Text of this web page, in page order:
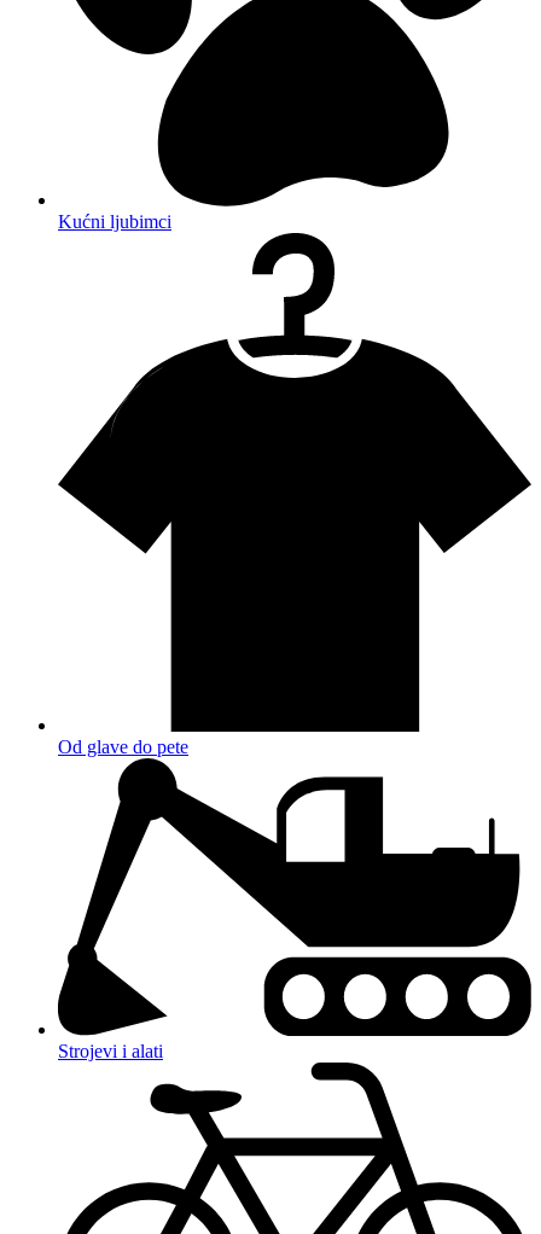
Kućni ljubimci
Od glave do pete
Strojevi i alati